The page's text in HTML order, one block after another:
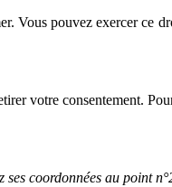
Vous pouvez exercer ce
votre consentement.
ses coordonnées au point